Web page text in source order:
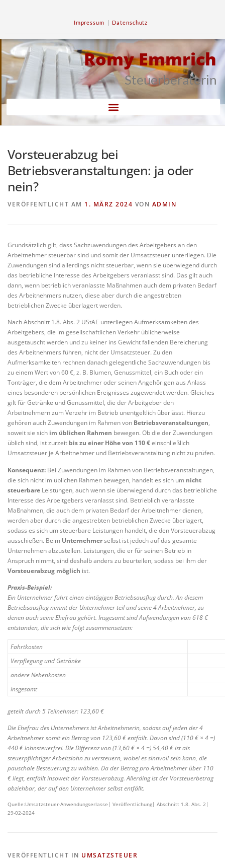
Impressum | Datenschutz
Romy Emmrich
Steuerberaterin
Vorsteuerabzug bei
Betriebsveranstaltungen: ja oder
nein?
VERÖFFENTLICHT AM 1. MÄRZ 2024 VON ADMIN
Grundsätzlich gilt, dass Sachzuwendungen des Arbeitgebers an den
Arbeitnehmer steuerbar sind und somit der Umsatzsteuer unterliegen. Die
Zuwendungen sind allerdings nicht steuerbar, wenn sie überwiegend durch
das betriebliche Interesse des Arbeitgebers veranlasst sind. Das gilt auch
dann, wenn betrieblich veranlasste Maßnahmen auch dem privaten Bedarf
des Arbeitnehmers nutzen, diese aber durch die angestrebten
betrieblichen Zwecke überlagert werden.
Nach Abschnitt 1.8. Abs. 2 UStAE unterliegen Aufmerksamkeiten des
Arbeitgebers, die im gesellschaftlichen Verkehr üblicherweise
ausgetauscht werden und zu keiner ins Gewicht fallenden Bereicherung
des Arbeitnehmers führen, nicht der Umsatzsteuer. Zu den
Aufmerksamkeiten rechnen danach gelegentliche Sachzuwendungen bis
zu einem Wert von 60 €, z. B. Blumen, Genussmittel, ein Buch oder ein
Tonträger, die dem Arbeitnehmer oder seinen Angehörigen aus Anlass
eines besonderen persönlichen Ereignisses zugewendet werden. Gleiches
gilt für Getränke und Genussmittel, die der Arbeitgeber den
Arbeitnehmern zum Verzehr im Betrieb unentgeltlich überlässt. Hierzu
gehören auch Zuwendungen im Rahmen von Betriebsveranstaltungen,
soweit sie sich im üblichen Rahmen bewegen. Ob die der Zuwendungen
üblich sind, ist zurzeit bis zu einer Höhe von 110 €einschließlich
Umsatzsteuer je Arbeitnehmer und Betriebsveranstaltung nicht zu prüfen.
Konsequenz: Bei Zuwendungen im Rahmen von Betriebsveranstaltungen,
die sich nicht im üblichen Rahmen bewegen, handelt es sich um nicht
steuerbare Leistungen, auch wenn sie überwiegend durch das betriebliche
Interesse des Arbeitgebers veranlasst sind. Betrieblich veranlasste
Maßnahmen, die auch dem privaten Bedarf der Arbeitnehmer dienen,
werden aber durch die angestrebten betrieblichen Zwecke überlagert,
sodass es sich um steuerbare Leistungen handelt, die den Vorsteuerabzug
ausschießen. Beim Unternehmerselbst ist jedoch auf das gesamte
Unternehmen abzustellen. Leistungen, die er für seinen Betrieb in
Anspruch nimmt, sind deshalb anders zu beurteilen, sodass bei ihm der
Vorsteuerabzug möglich ist.
Praxis-Beispiel:
Ein Unternehmer führt einen eintägigen Betriebsausflug durch. An diesem
Betriebsausflug nimmt der Unternehmer teil und seine 4 Arbeitnehmer, zu
denen auch seine Ehefrau gehört. Insgesamt sind Aufwendungen von 618 €
entstanden, die sich wie folgt zusammensetzen:
Fahrtkosten
Verpflegung und Getränke
andere Nebenkosten
insgesamt
geteilt durch 5 Teilnehmer: 123,60 €
Die Ehefrau des Unternehmers ist Arbeitnehmerin, sodass auf jeden der 4
Arbeitnehmer somit ein Betrag von 123,60 € entfällt. Davon sind (110 € × 4 =)
440 € lohnsteuerfrei. Die Differenz von (13,60 € × 4 =) 54,40 € ist als
steuerpflichtiger Arbeitslohn zu versteuern, wobei es sinnvoll sein kann, die
pauschale Besteuerung zu wählen. Da der Betrag pro Arbeitnehmer über 110
€ liegt, entfällt insoweit der Vorsteuerabzug. Allerding ist der Vorsteuerbetrag
abziehbar, der auf den Unternehmer selbst entfällt.
Quelle:Umsatzsteuer-Anwendungserlasse| Veröffentlichung| Abschnitt 1.8. Abs. 2|
29-02-2024
VERÖFFENTLICHT IN UMSATZSTEUER